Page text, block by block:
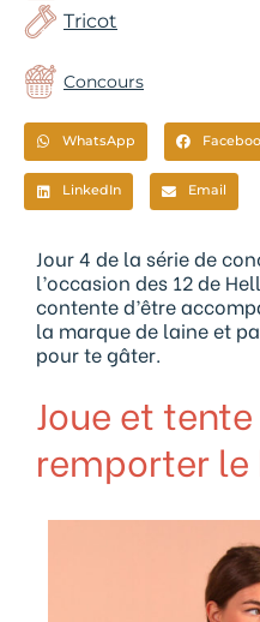
Tricot
Concours
WhatsApp
LinkedIn Email
Jour 4 de la série de
l’occasion des 12 de
contente d’être
la marque de laine et
pour te gâter.
Joue et
remporter le